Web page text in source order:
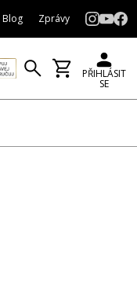
Blog Zprávy
PŘIHLÁSIT
SE